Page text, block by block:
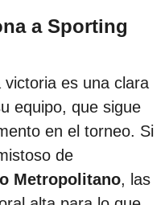
a Sporting
es una clara
equipo, que sigue
en el torneo. Si
de
Metropolitano, las